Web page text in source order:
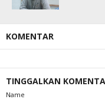
KOMENTAR
TINGGALKAN
Name